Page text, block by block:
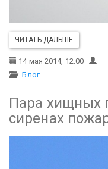
ЧИТАТЬ ДАЛЬШЕ
14 мая 2014, 12:00
Блог
Пара хищных
сиренах